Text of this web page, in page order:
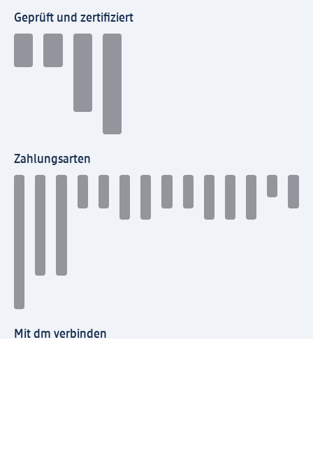
Geprüft und zertifiziert
Zahlungsarten
Mit dm verbinden